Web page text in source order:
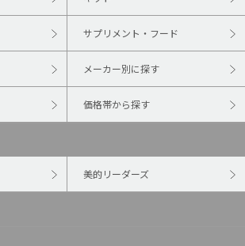
サプリメント・フード
メーカー別に探す
価格帯から探す
美的リーダーズ